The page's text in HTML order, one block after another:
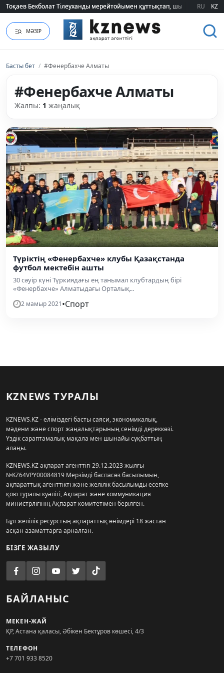
Тоқаев Бекболат Тілеуханды мерейтойымен құттықтап, шығармашылық
Тоқаев Бекболат Тілеуханды мерейтойымен құттықтап, шығармашылық
RU KZ
МӘЗІР
Басты бет / #Фенербахче Алматы
#Фенербахче Алматы
Жалпы: 1 жаңалық
Түріктің «Фенербахче» клубы Қазақстанда
футбол мектебін ашты
30 сәуір күні Түркиядағы ең танымал клубтардың бірі
«Фенербахче» Алматыдағы Орталық...
2 мамыр 2021•Спорт
KZNEWS ТУРАЛЫ
KZNEWS.KZ - еліміздегі басты саяси, экономикалық,
мәдени және спорт жаңалықтарының сенімді дереккөзі.
Үздік сараптамалық мақала мен шынайы сұқбаттың
алаңы.
KZNEWS.KZ ақпарат агенттігі 29.12.2023 жылғы
№KZ64VPY00084819 Мерзімді баспасөз басылымын,
ақпараттық агенттікті және желілік басылымды есепке
қою туралы куәлігі, Ақпарат және коммуникация
министрлігінің Ақпарат комитетімен берілген.
Бұл желілік ресурстың ақпараттық өнімдері 18 жастан
асқан азаматтарға арналған.
БІЗГЕ ЖАЗЫЛУ
БАЙЛАНЫС
МЕКЕН-ЖАЙ
ҚР, Астана қаласы, Әбікен Бектұров көшесі, 4/3
ТЕЛЕФОН
+7 701 933 8520